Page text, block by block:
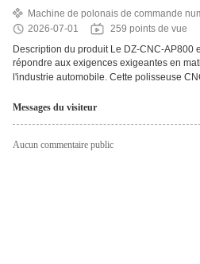
Machine de polonais de commande
2026-07-01
259 points de vue
Description du produit Le DZ-CNC-AP800
répondre aux exigences exigeantes en
l'industrie automobile. Cette polisseuse
Messages du visiteur
Aucun commentaire public